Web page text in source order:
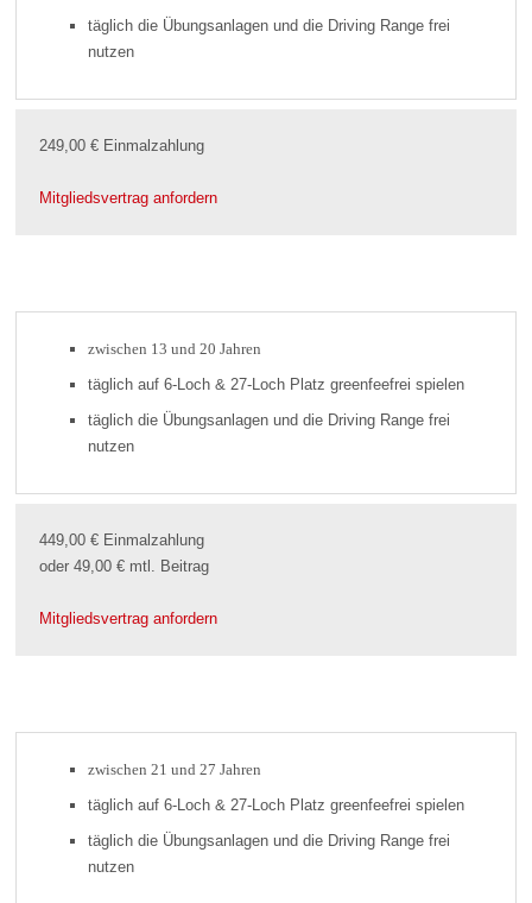
täglich die Übungsanlagen und die Driving Range frei
nutzen
249,00 € Einmalzahlung
Mitgliedsvertrag anfordern
zwischen 13 und 20 Jahren
täglich auf 6-Loch & 27-Loch Platz greenfeefrei spielen
täglich die Übungsanlagen und die Driving Range frei
nutzen
449,00 € Einmalzahlung
oder 49,00 € mtl. Beitrag
Mitgliedsvertrag anfordern
zwischen 21 und 27 Jahren
täglich auf 6-Loch & 27-Loch Platz greenfeefrei spielen
täglich die Übungsanlagen und die Driving Range frei
nutzen